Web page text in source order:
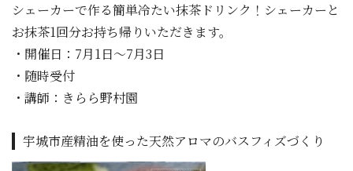
シェーカーで作る簡単冷たい抹茶ドリンク！シェーカーと
お抹茶1回分お持ち帰りいただきます。
・開催日：7月1日～7月3日
・随時受付
・講師：きらら野村園
宇城市産精油を使った天然アロマのバスフィズづくり